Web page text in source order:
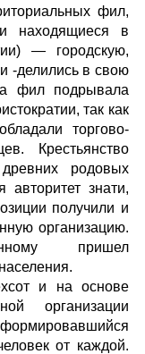
фил,
находящиеся в
— городскую,
-делились в свою
фил подрывала
так как
торгово-
Крестьянство
родовых
авторитет знати,
получили и
организацию.
пришел
и на основе
организации
формировавшийся
от каждой.